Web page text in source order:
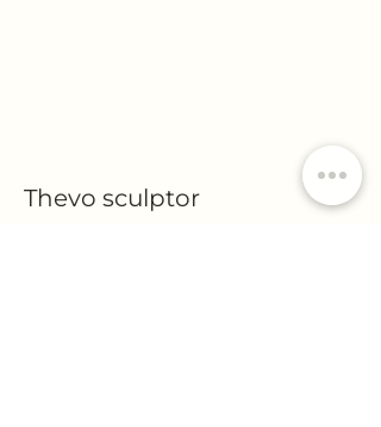
Thevo sculptor